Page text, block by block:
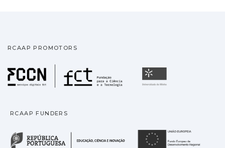
RCAAP PROMOTORS
Fundação para a
RCAAP FUNDERS
República Portuguesa